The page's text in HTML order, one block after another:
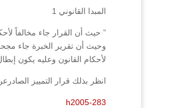
المبدا القانوني 1
” حيث أن القرار جاء مخالفاً
وحيث أن تقرير الخبرة جاء
لأحكام القانون وعليه يكون
انظر بذلك قرار التمييز الصادرعن الهيئة العادية
h2005-283